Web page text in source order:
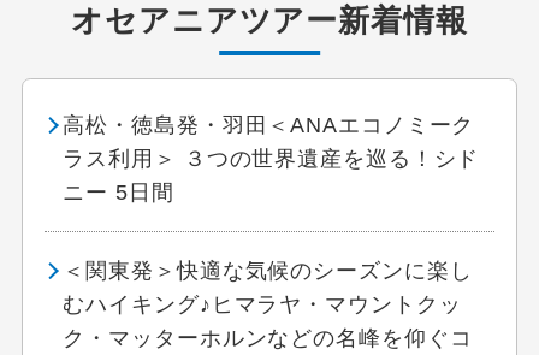
オセアニアツアー新着情報
高松・徳島発・羽田＜ANAエコノミーク
ラス利用＞ ３つの世界遺産を巡る！シド
ニー 5日間
＜関東発＞快適な気候のシーズンに楽し
むハイキング♪ヒマラヤ・マウントクッ
ク・マッターホルンなどの名峰を仰ぐコ